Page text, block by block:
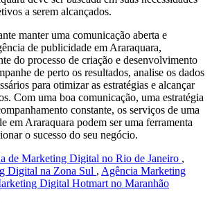
a serem alcançados.
manter uma comunicação aberta e
de publicidade em Araraquara,
do processo de criação e desenvolvimento
de perto os resultados, analise os dados
para otimizar as estratégias e alcançar
Com uma boa comunicação, uma estratégia
constante, os serviços de uma
em Araraquara podem ser uma ferramenta
o sucesso do seu negócio.
de Marketing Digital no Rio de Janeiro ,
Digital na Zona Sul , Agência Marketing
Digital Hotmart no Maranhão